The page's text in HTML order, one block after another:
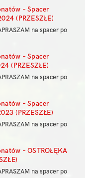
– Spacer
(PRZESZŁE)
na spacer po
– Spacer
(PRZESZŁE)
na spacer po
– Spacer
(PRZESZŁE)
na spacer po
– OSTROŁĘKA
na spacer po